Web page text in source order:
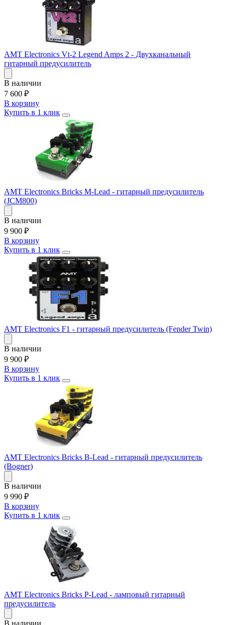
AMT Electronics Vt-2 Legend Amps 2 - Двухканальный
гитарный предусилитель
В наличии
7 600 ₽
В корзину
Купить в 1 клик
AMT Electronics Bricks M-Lead - гитарный предусилитель
(JCM800)
В наличии
9 900 ₽
В корзину
Купить в 1 клик
AMT Electronics F1 - гитарный предусилитель (Fender Twin)
В наличии
9 900 ₽
В корзину
Купить в 1 клик
AMT Electronics Bricks B-Lead - гитарный предусилитель
(Bogner)
В наличии
9 990 ₽
В корзину
Купить в 1 клик
AMT Electronics Bricks P-Lead - ламповый гитарный
предусилитель
В наличии